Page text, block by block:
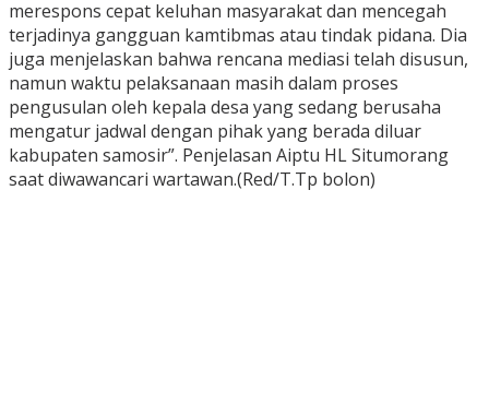
merespons cepat keluhan masyarakat dan mencegah
terjadinya gangguan kamtibmas atau tindak pidana. Dia
juga menjelaskan bahwa rencana mediasi telah disusun,
namun waktu pelaksanaan masih dalam proses
pengusulan oleh kepala desa yang sedang berusaha
mengatur jadwal dengan pihak yang berada diluar
kabupaten samosir”. Penjelasan Aiptu HL Situmorang
saat diwawancari wartawan.(Red/T.Tp bolon)